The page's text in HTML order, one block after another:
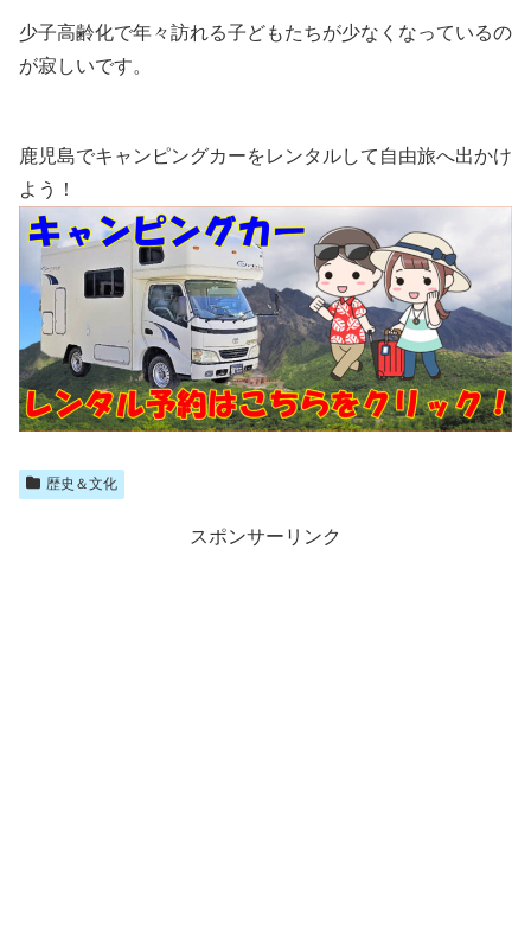
少子高齢化で年々訪れる子どもたちが少なくなっているの
が寂しいです。
鹿児島でキャンピングカーをレンタルして自由旅へ出かけ
よう！
歴史＆文化
スポンサーリンク